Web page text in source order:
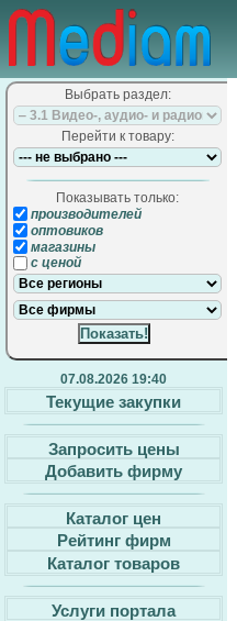
Выбрать раздел:
Перейти к товару:
Показывать только:
производителей
оптовиков
магазины
с ценой
07.08.2026 19:40
Текущие закупки
Запросить цены
Добавить фирму
Каталог цен
Рейтинг фирм
Каталог товаров
Услуги портала